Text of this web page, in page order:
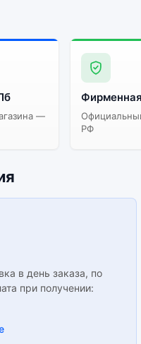
—
РФ
в день заказа, по
при получении: